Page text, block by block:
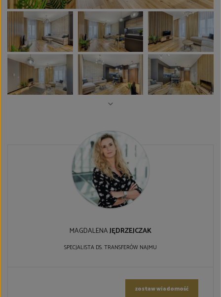
MAGDALENAJĘDRZEJCZAK
SPECJALISTA DS. TRANSFERÓW NAJMU
zostaw wiadomość